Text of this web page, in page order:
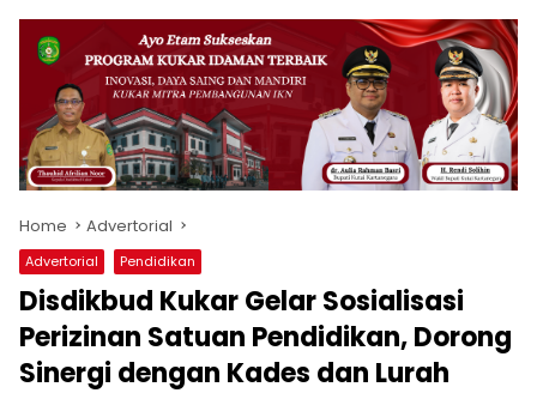
Home Advertorial
Advertorial Pendidikan
Disdikbud Kukar Gelar Sosialisasi
Perizinan Satuan Pendidikan, Dorong
Sinergi dengan Kades dan Lurah